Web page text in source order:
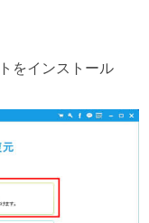
をインストール